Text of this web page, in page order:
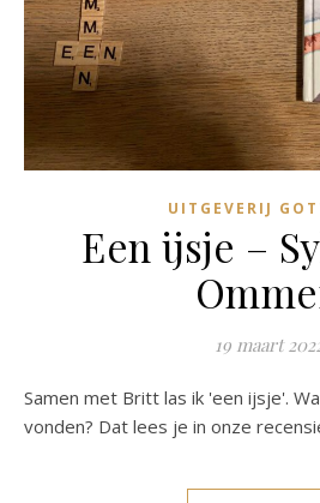
UITGEVERIJ
Een ijsje –
19 maart
Samen met Britt las ik 'een ijsje'. Wat we van dit kinderboek
vonden? Dat lees je in onze